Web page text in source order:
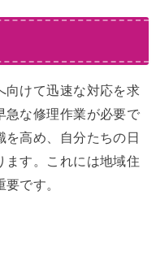
向けて迅速な対応を求
急な修理作業が必要で
高め、自分たちの日
ます。これには地域住
です。